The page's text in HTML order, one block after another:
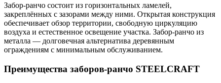
Забор-ранчо состоит из горизонтальных ламелей,
закреплённых с зазорами между ними. Открытая конструкция
обеспечивает обзор территории, свободную циркуляцию
воздуха и естественное освещение участка. Забор-ранчо из
металла — долговечная альтернатива деревянным
ограждениям с минимальным обслуживанием.
Преимущества заборов-ранчо STEELCRAFT